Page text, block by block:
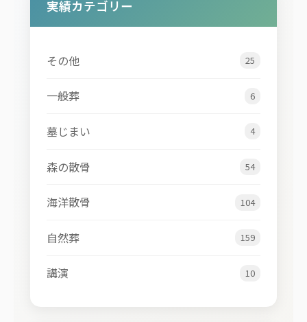
実績カテゴリー
その他 25
一般葬 6
墓じまい 4
森の散骨 54
海洋散骨 104
自然葬 159
講演 10